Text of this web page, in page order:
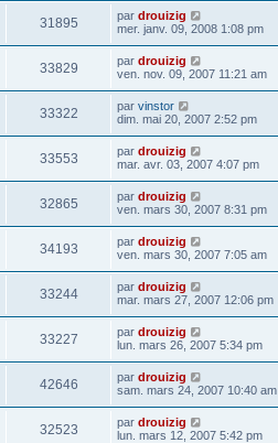
31895 par drouizig
mer. janv. 09, 2008 1:08 pm
33829 par drouizig
ven. nov. 09, 2007 11:21 am
33322 par vinstor
dim. mai 20, 2007 2:52 pm
33553 par drouizig
mar. avr. 03, 2007 4:07 pm
32865 par drouizig
ven. mars 30, 2007 8:31 pm
34193 par drouizig
ven. mars 30, 2007 7:05 am
33244 par drouizig
mar. mars 27, 2007 12:06 pm
33227 par drouizig
lun. mars 26, 2007 5:34 pm
42646 par drouizig
sam. mars 24, 2007 10:40 am
32523 par drouizig
lun. mars 12, 2007 5:42 pm